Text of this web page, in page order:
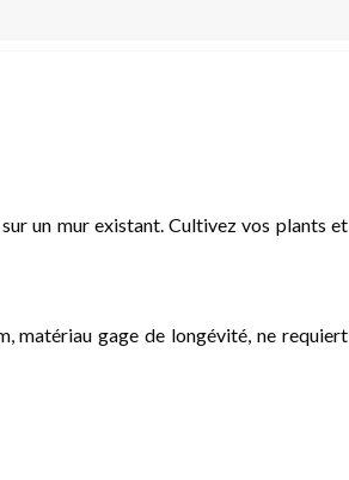
un mur existant. Cultivez vos plants et
matériau gage de longévité, ne requiert